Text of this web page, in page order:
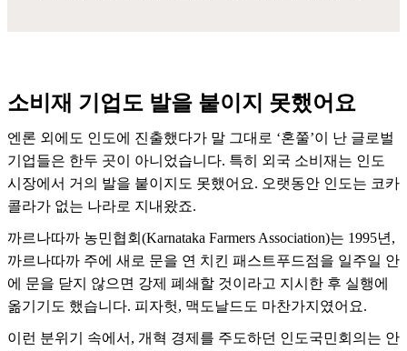
소비재 기업도 발을 붙이지 못했어요
엔론 외에도 인도에 진출했다가 말 그대로 ‘혼쭐’이 난 글로벌
기업들은 한두 곳이 아니었습니다. 특히 외국 소비재는 인도
시장에서 거의 발을 붙이지도 못했어요. 오랫동안 인도는 코카
콜라가 없는 나라로 지내왔죠.
까르나따까 농민협회(Karnataka Farmers Association)는 1995년,
까르나따까 주에 새로 문을 연 치킨 패스트푸드점을 일주일 안
에 문을 닫지 않으면 강제 폐쇄할 것이라고 지시한 후 실행에
옮기기도 했습니다. 피자헛, 맥도날드도 마찬가지였어요.
이런 분위기 속에서, 개혁 경제를 주도하던 인도국민회의는 안